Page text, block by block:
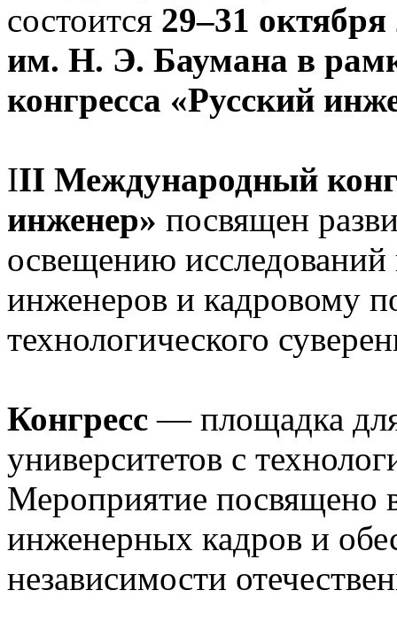
состоится 29–31
им. Н. Э. Баумана в
конгресса «Русский
III Международный
инженер» посвящен
освещению исследований
инженеров и кадровому
технологического
Конгресс — площадка
университетов с
Мероприятие посвящено
инженерных кадров и
независимости